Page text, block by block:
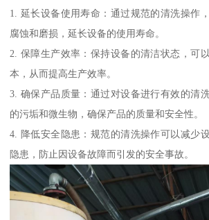
1. 延长设备使用寿命：通过规范的清洗操作
腐蚀和磨损，延长设备的使用寿命。
2. 保障生产效率：保持设备的清洁状态，可
本，从而提高生产效率。
3. 确保产品质量：通过对设备进行有效的清
的污垢和微生物，确保产品的质量和安全性。
4. 降低安全隐患：规范的清洗操作可以减少
隐患，防止因设备故障而引发的安全事故。